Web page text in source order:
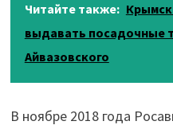
Читайте также:
выдавать посадочные
Айвазовского
В ноябре 2018 года